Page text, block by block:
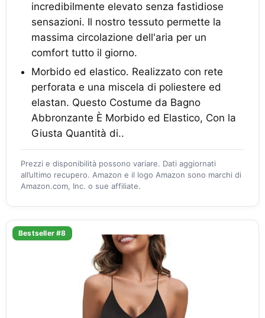
incredibilmente elevato senza fastidiose
sensazioni. Il nostro tessuto permette la
massima circolazione dell'aria per un
comfort tutto il giorno.
Morbido ed elastico. Realizzato con rete
perforata e una miscela di poliestere ed
elastan. Questo Costume da Bagno
Abbronzante È Morbido ed Elastico, Con la
Giusta Quantità di..
Prezzi e disponibilità possono variare. Dati aggiornati
all’ultimo recupero. Amazon e il logo Amazon sono marchi di
Amazon.com, Inc. o sue affiliate.
Bestseller #8